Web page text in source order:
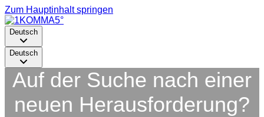
Zum Hauptinhalt springen
Deutsch
Deutsch
Auf der Suche nach einer
neuen Herausforderung?